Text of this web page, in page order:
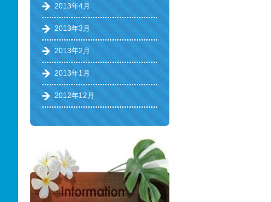
2013年4月
2013年3月
2013年2月
2013年1月
2012年12月